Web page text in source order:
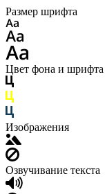
Размер шрифта
Цвет фона и шрифта
Изображения
Озвучивание текста